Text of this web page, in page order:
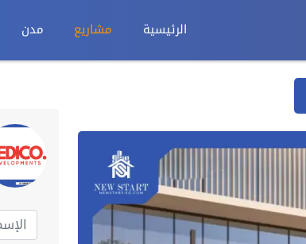
الرئيسية مشاريع مدن